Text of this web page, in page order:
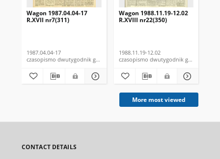
Wagon 1987.04.04-17
R.XVII nr7(311)
1987.04.04-17
czasopismo dwutygodnik gazeta
Wagon 1988.11.19-12.02
R.XVIII nr22(350)
1988.11.19-12.02
czasopismo dwutygodnik gazeta
More most viewed
CONTACT DETAILS